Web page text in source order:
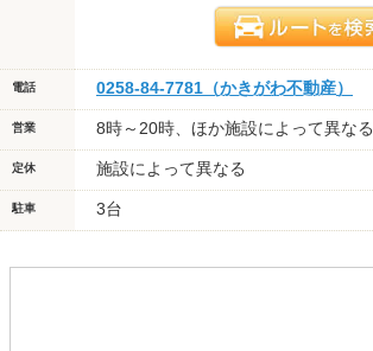
電話 0258-84-7781（かきがわ不動産）
営業 8時～20時、ほか施設によって異なる
定休 施設によって異なる
駐車 3台